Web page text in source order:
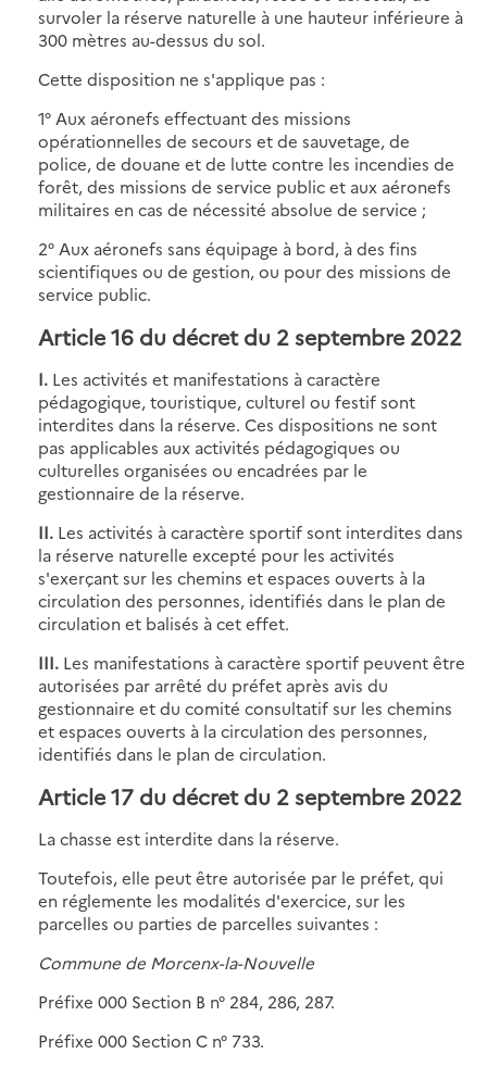
survoler la réserve naturelle à une hauteur inférieure à
300 mètres au-dessus du sol.
Cette disposition ne s'applique pas :
1° Aux aéronefs effectuant des missions
opérationnelles de secours et de sauvetage, de
police, de douane et de lutte contre les incendies de
forêt, des missions de service public et aux aéronefs
militaires en cas de nécessité absolue de service ;
2° Aux aéronefs sans équipage à bord, à des fins
scientifiques ou de gestion, ou pour des missions de
service public.
Article 16 du décret du 2 septembre 2022
I. Les activités et manifestations à caractère
pédagogique, touristique, culturel ou festif sont
interdites dans la réserve. Ces dispositions ne sont
pas applicables aux activités pédagogiques ou
culturelles organisées ou encadrées par le
gestionnaire de la réserve.
II. Les activités à caractère sportif sont interdites dans
la réserve naturelle excepté pour les activités
s'exerçant sur les chemins et espaces ouverts à la
circulation des personnes, identifiés dans le plan de
circulation et balisés à cet effet.
III. Les manifestations à caractère sportif peuvent être
autorisées par arrêté du préfet après avis du
gestionnaire et du comité consultatif sur les chemins
et espaces ouverts à la circulation des personnes,
identifiés dans le plan de circulation.
Article 17 du décret du 2 septembre 2022
La chasse est interdite dans la réserve.
Toutefois, elle peut être autorisée par le préfet, qui
en réglemente les modalités d'exercice, sur les
parcelles ou parties de parcelles suivantes :
Commune de Morcenx-la-Nouvelle
Préfixe 000 Section B n° 284, 286, 287.
Préfixe 000 Section C n° 733.